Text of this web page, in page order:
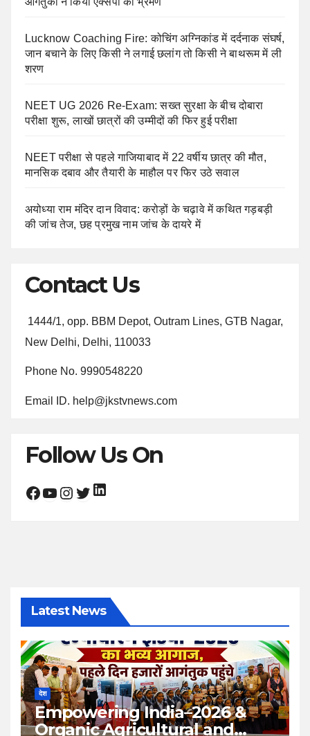
Lucknow Coaching Fire: कोचिंग अग्निकांड में दर्दनाक संघर्ष,
जान बचाने के लिए किसी ने लगाई छलांग तो किसी ने बाथरूम में ली
शरण
NEET UG 2026 Re-Exam: सख्त सुरक्षा के बीच दोबारा
परीक्षा शुरू, लाखों छात्रों की उम्मीदों की फिर हुई परीक्षा
NEET परीक्षा से पहले गाजियाबाद में 22 वर्षीय छात्र की मौत,
मानसिक दबाव और तैयारी के माहौल पर फिर उठे सवाल
अयोध्या राम मंदिर दान विवाद: करोड़ों के चढ़ावे में कथित गड़बड़ी
की जांच तेज, छह प्रमुख नाम जांच के दायरे में
Contact Us
1444/1, opp. BBM Depot, Outram Lines, GTB Nagar,
New Delhi, Delhi, 110033
Phone No. 9990548220
Email ID. help@jkstvnews.com
Follow Us On
Facebook YouTube Instagram Twitter LinkedIn
Latest News
देश
Empowering India–2026 &
Organic Agricultural and